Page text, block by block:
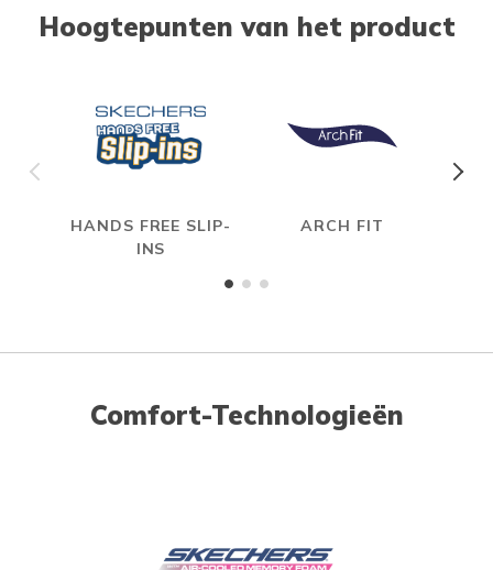
Hoogtepunten van het product
HANDS FREE SLIP-
INS
ARCH FIT
Comfort-Technologieën